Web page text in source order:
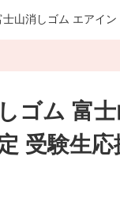
山消しゴム エアイ
ゴム 富
受験生